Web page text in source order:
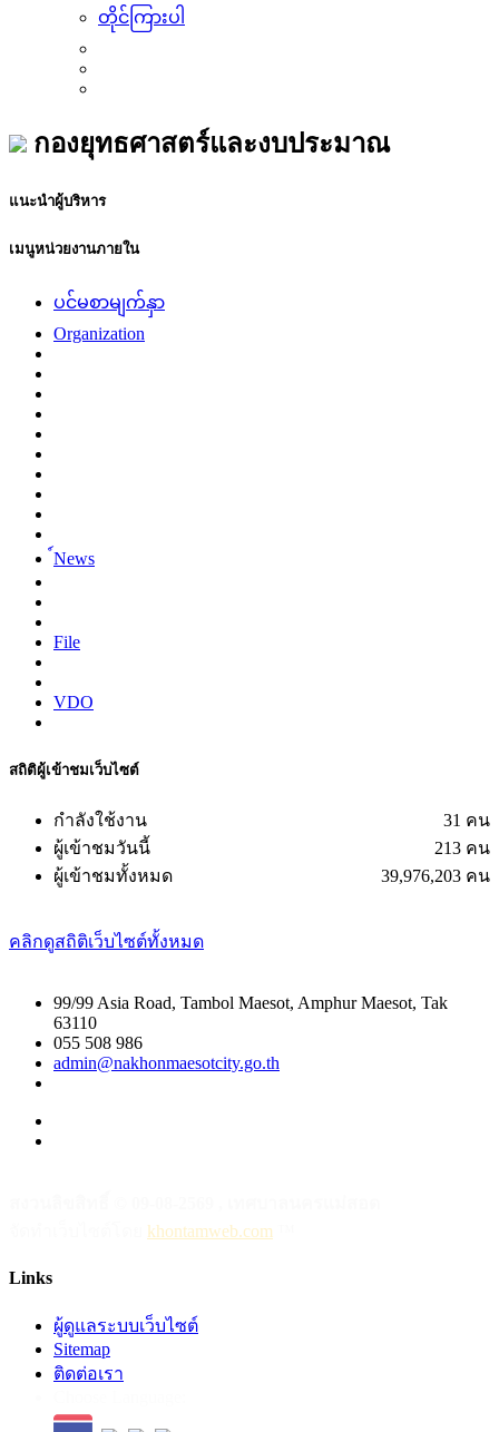
တိုင်ကြားပါ
กองยุทธศาสตร์และงบประมาณ
แนะนำผู้บริหาร
เมนูหน่วยงานภายใน
ပင်မစာမျက်နှာ
Organization
์News
File
VDO
สถิติผู้เข้าชมเว็บไซต์
กำลังใช้งาน
31 คน
ผู้เข้าชมวันนี้
213 คน
ผู้เข้าชมทั้งหมด
39,976,203 คน
คลิกดูสถิติเว็บไซต์ทั้งหมด
99/99 Asia Road, Tambol Maesot, Amphur Maesot, Tak
63110
055 508 986
admin@nakhonmaesotcity.go.th
khontamweb.com
Links
ผู้ดูแลระบบเว็บไซต์
Sitemap
ติดต่อเรา